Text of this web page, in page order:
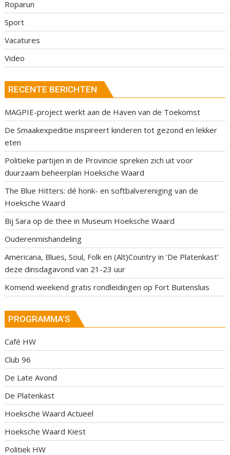
Roparun
Sport
Vacatures
Video
RECENTE BERICHTEN
MAGPIE-project werkt aan de Haven van de Toekomst
De Smaakexpeditie inspireert kinderen tot gezond en lekker
eten
Politieke partijen in de Provincie spreken zich uit voor
duurzaam beheerplan Hoeksche Waard
The Blue Hitters: dé honk- en softbalvereniging van de
Hoeksche Waard
Bij Sara op de thee in Museum Hoeksche Waard
Ouderenmishandeling
Americana, Blues, Soul, Folk en (Alt)Country in ‘De Platenkast’
deze dinsdagavond van 21-23 uur
Komend weekend gratis rondleidingen op Fort Buitensluis
PROGRAMMA’S
Café HW
Club 96
De Late Avond
De Platenkast
Hoeksche Waard Actueel
Hoeksche Waard Kiest
Politiek HW